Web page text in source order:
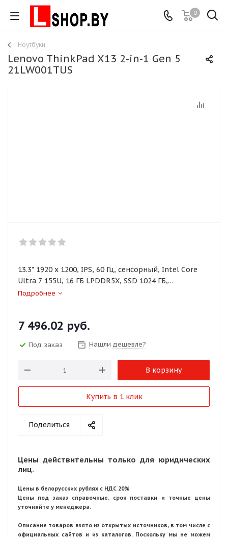
0
Ноутбуки
Lenovo ThinkPad X13 2-in-1 Gen 5
21LW001TUS
13.3" 1920 x 1200, IPS, 60 Гц, сенсорный, Intel Core
Ultra 7 155U, 16 ГБ LPDDR5X, SSD 1024 ГБ,
видеокарта встроенная, Windows 11 Pro, цвет
Подробнее
7 496.02 руб.
Под заказ Нашли дешевле?
В корзину
Купить в 1 клик
Поделиться
Цены действительны только для юридических
лиц.
Цены в белорусских рублях с НДС 20%
Цены под заказ справочные, срок поставки и точные цены
уточняйте у менеджера.
Описание товаров взято из открытых источников, в том числе с
официальных сайтов и из каталогов. Поскольку мы не можем